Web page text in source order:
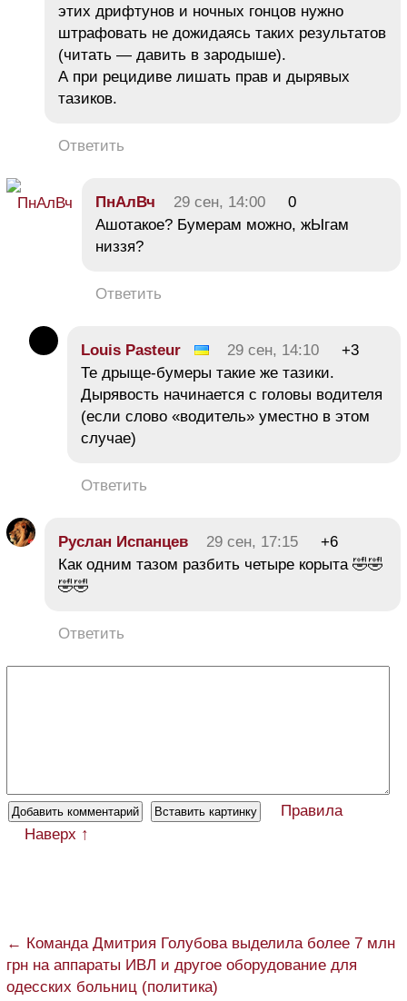
этих дрифтунов и ночных гонцов нужно
штрафовать не дожидаясь таких результатов
(читать — давить в зародыше).
А при рецидиве лишать прав и дырявых
тазиков.
Ответить
ПнАлВч 29 сен, 14:00
0
Ашотакое? Бумерам можно, жЫгам
низзя?
Ответить
Louis Pasteur 29 сен, 14:10
+3
Те дрыще-бумеры такие же тазики.
Дырявость начинается с головы водителя
(если слово «водитель» уместно в этом
случае)
Ответить
Руслан Испанцев 29 сен, 17:15
+6
Как одним тазом разбить четыре корыта 🤣🤣
🤣🤣
Ответить
Правила
Наверх ↑
← Команда Дмитрия Голубова выделила более 7 млн
грн на аппараты ИВЛ и другое оборудование для
одесских больниц (политика)